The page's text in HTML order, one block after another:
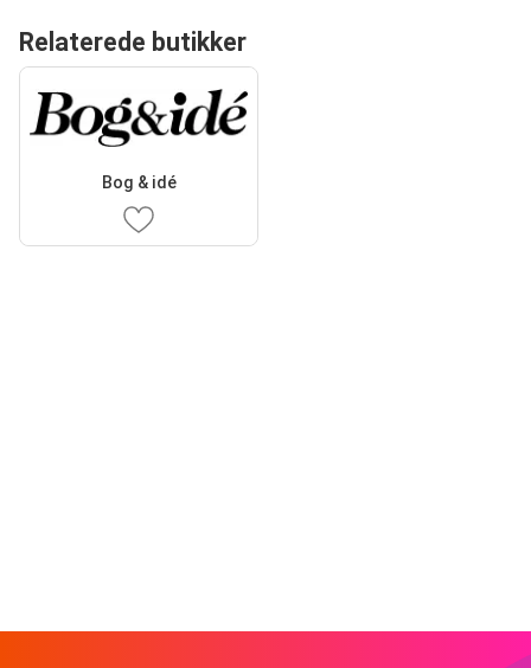
Relaterede butikker
Bog & idé